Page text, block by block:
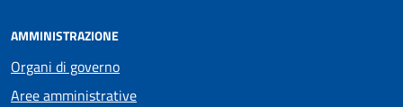
AMMINISTRAZIONE
Organi di governo
Aree amministrative